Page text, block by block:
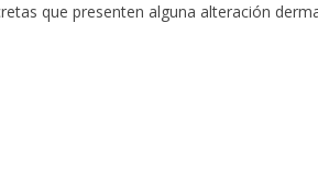
que presenten alguna alteración